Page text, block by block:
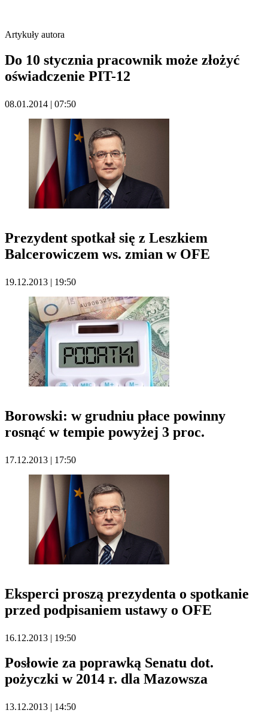
Artykuły autora
Do 10 stycznia pracownik może złożyć
oświadczenie PIT-12
08.01.2014 | 07:50
Prezydent spotkał się z Leszkiem
Balcerowiczem ws. zmian w OFE
19.12.2013 | 19:50
Borowski: w grudniu płace powinny
rosnąć w tempie powyżej 3 proc.
17.12.2013 | 17:50
Eksperci proszą prezydenta o spotkanie
przed podpisaniem ustawy o OFE
16.12.2013 | 19:50
Posłowie za poprawką Senatu dot.
pożyczki w 2014 r. dla Mazowsza
13.12.2013 | 14:50